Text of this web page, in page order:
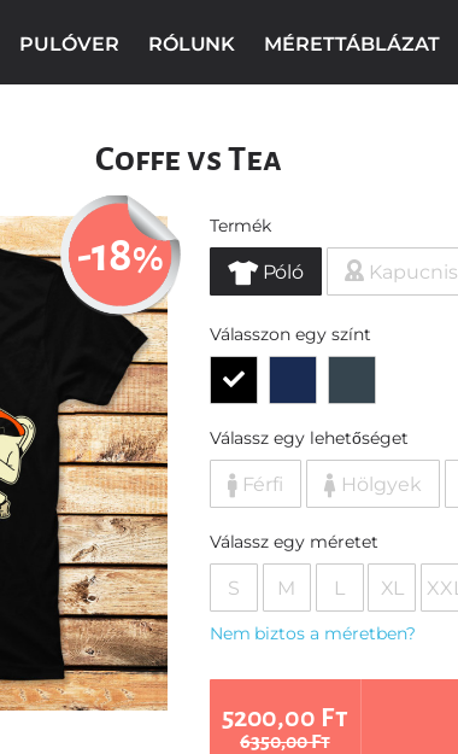
PULÓVER RÓLUNK MÉRETTÁBLÁZAT
Coffe vs Tea
-18%
Termék
Póló
Válasszon egy színt
Válassz egy lehetőséget
Férfi Hölgyek
Válassz egy méretet
S M L XL
Nem biztos a méretben?
5200,00 Ft
6350,00 Ft